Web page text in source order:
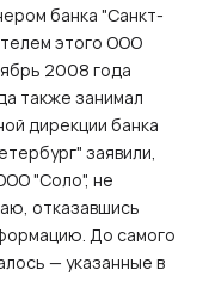
банка "Санкт-
этого ООО
2008 года
также занимал
дирекции банка
заявили,
"Соло", не
отказавшись
До самого
— указанные в